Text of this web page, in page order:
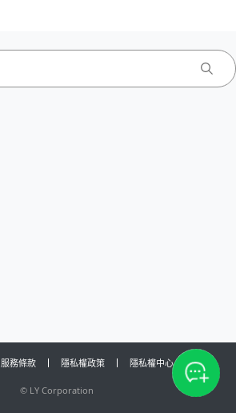
服務條款 隱私權政策 隱私權中心
© LY Corporation